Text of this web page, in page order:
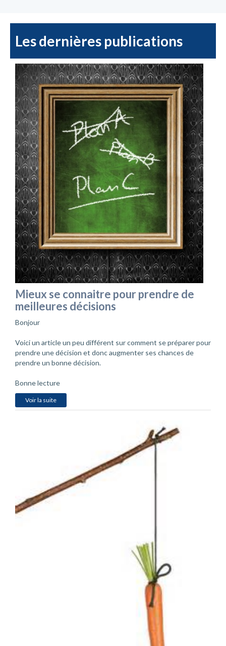
Les dernières publications
Mieux se connaitre pour prendre de
meilleures décisions
Bonjour
Voici un article un peu différent sur comment se préparer pour
prendre une décision et donc augmenter ses chances de
prendre un bonne décision.
Bonne lecture
Voir la suite